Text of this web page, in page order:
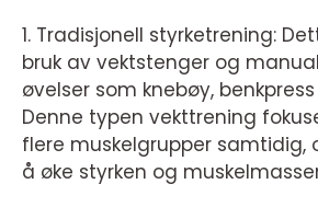
1. Tradisjonell styrketrening:
bruk av vektstenger og
øvelser som knebøy,
Denne typen vekttrening
flere muskelgrupper samtidig,
å øke styrken og